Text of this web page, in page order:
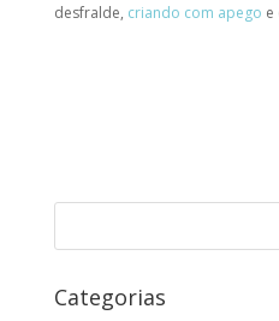
desfralde, criando com apego e
Categorias